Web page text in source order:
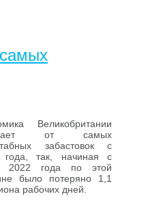
Великобритании
от самых
забастовок с
года, так, начиная с
2022 года по этой
было потеряно 1,1
рабочих дней.